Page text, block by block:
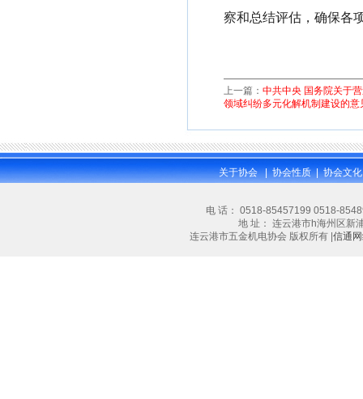
察和总结评估，确保各
上一篇： 中共中央 国务院关于
领域纠纷多元化解机制建设的意
关于协会 | 协会性质 | 协会文化
电 话： 0518-85457199 0518-
地 址： 连云港市h海州区新
连云港市五金机电协会 版权所有 | 信通